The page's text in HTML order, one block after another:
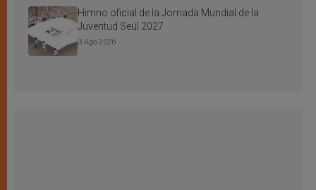
Himno oficial de la Jornada Mundial de la
Juventud Seúl 2027
3 Ago 2026